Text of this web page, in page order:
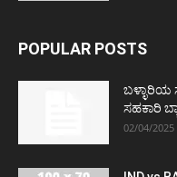
POPULAR POSTS
ಬಳ್ಳಾರಿಯ
ಸಹಕಾರಿ
02/04/2025